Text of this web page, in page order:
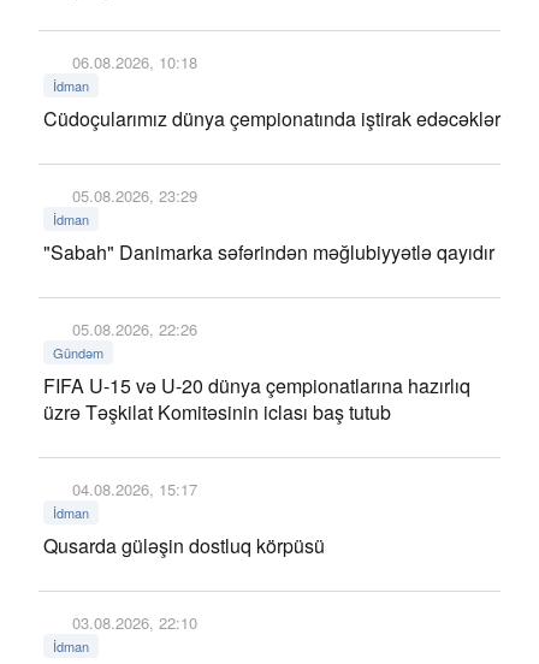
06.08.2026, 10:18
İdman
Cüdoçularımız dünya çempionatında iştirak edəcəklər
05.08.2026, 23:29
İdman
"Sabah" Danimarka səfərindən məğlubiyyətlə qayıdır
05.08.2026, 22:26
Gündəm
FIFA U-15 və U-20 dünya çempionatlarına hazırlıq
üzrə Təşkilat Komitəsinin iclası baş tutub
04.08.2026, 15:17
İdman
Qusarda güləşin dostluq körpüsü
03.08.2026, 22:10
İdman